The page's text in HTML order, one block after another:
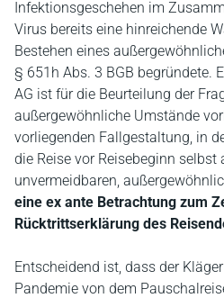
Infektionsgeschehen im
Virus bereits eine hinreichende
Bestehen eines
§ 651h Abs. 3 BGB begründete.
AG ist für die Beurteilung der
außergewöhnliche Umstände
vorliegenden Fallgestaltung, in
die Reise vor Reisebeginn selbst
unvermeidbaren,
eine ex ante Betrachtung zum
Rücktrittserklärung des
Entscheidend ist, dass der
Pandemie von dem